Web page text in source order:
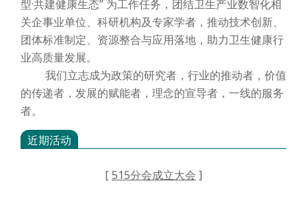
型·共建健康生态” 为工作任务，团结卫生产业数智化相
关企事业单位、科研机构及专家学者，推动技术创新、
团体标准制定、资源整合与应用落地，助力卫生健康行
业高质量发展。
我们立志成为政策的研究者，行业的推动者，价值
的传递者，发展的赋能者，理念的宣导者，一线的服务
者。
近期活动
[515分会成立大会 ]